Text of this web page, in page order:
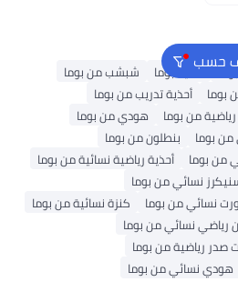
حسبأحذية بوما
شبشب من بوما
أحذية تدريب من بوما
من بوما
هودي من بوما
بوما
بنطلون من بوما
بوما
أحذية رياضية نسائية من بوما
نسائي من بوما
نسائي من بوما
كنزة نسائية من بوما
رياضي نسائي من بوما
صدر رياضية من بوما
هودي نسائي من بوما